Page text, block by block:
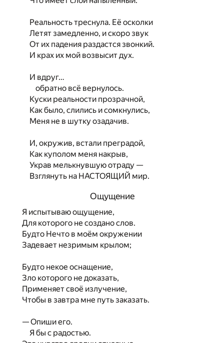
Реальность треснула. Её осколки
Летят замедленно, и скоро звук
От их падения раздастся звонкий.
И крах их мой возвысит дух.
И вдруг…
обратно всё вернулось.
Куски реальности прозрачной,
Как было, слились и сомкнулись,
Меня не в шутку озадачив.
И, окружив, встали преградой,
Как куполом меня накрыв,
Украв мелькнувшую отраду —
Взглянуть на НАСТОЯЩИЙ мир.
Ощущение
Я испытываю ощущение,
Для которого не создано слов.
Будто Нечто в моём окружении
Задевает незримым крылом;
Будто некое оснащение,
Зло которого не доказать,
Применяет своё излучение,
Чтобы в завтра мне путь заказать.
— Опиши его.
Я бы с радостью.